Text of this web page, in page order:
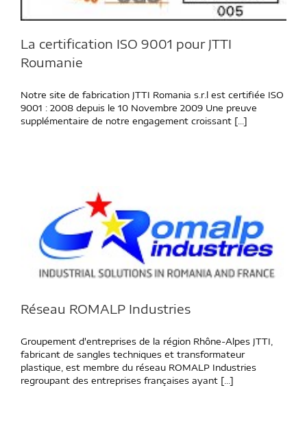
La certification ISO 9001 pour JTTI
Roumanie
Notre site de fabrication JTTI Romania s.r.l est certifiée ISO
9001 : 2008 depuis le 10 Novembre 2009 Une preuve
supplémentaire de notre engagement croissant [...]
Réseau ROMALP Industries
Groupement d'entreprises de la région Rhône-Alpes JTTI,
fabricant de sangles techniques et transformateur
plastique, est membre du réseau ROMALP Industries
regroupant des entreprises françaises ayant [...]